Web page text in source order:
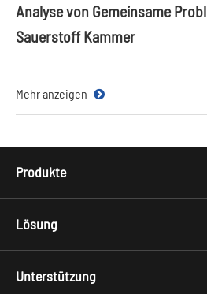
Analyse von Gemeinsame
Sauerstoff Kammer
Mehr anzeigen
Produkte
Lösung
Unterstützung